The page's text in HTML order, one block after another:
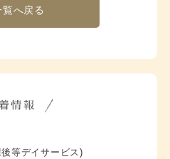
覧へ戻る
等デイサービス)